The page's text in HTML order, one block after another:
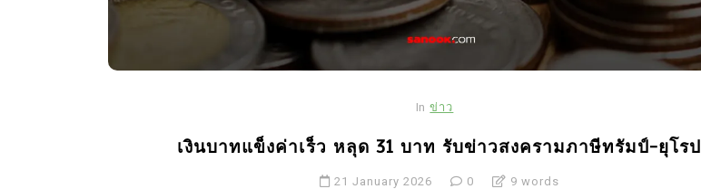
In ข่าว
เงินบาทแข็งค่าเร็ว หลุด 31 บาท รับข่าวสงครามภาษีทรัมป์-ยุโรป
21 January 2026 0 9 words